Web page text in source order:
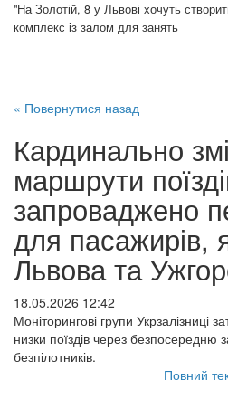
"На Золотій, 8 у Львові хочуть
комплекс із залом для занять
« Повернутися назад
Кардинально
маршрути
запроваджено
для пасажирів,
Львова та
18.05.2026 12:42
Моніторингові групи Укрзалізниці
низки поїздів через безпосередню
безпілотників.
Повний